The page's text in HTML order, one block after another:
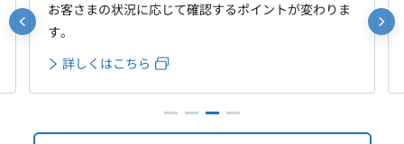
お客さまの状況に応じて確認するポイントが変わりま
す。
詳しくはこちら